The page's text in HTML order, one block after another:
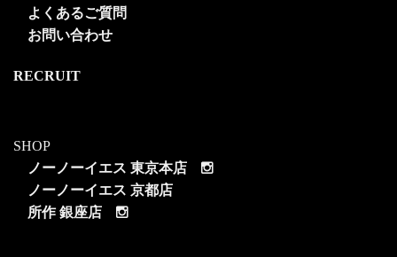
よくあるご質問
お問い合わせ
RECRUIT
SHOP
ノーノーイエス 東京本店
ノーノーイエス 京都店
所作 銀座店